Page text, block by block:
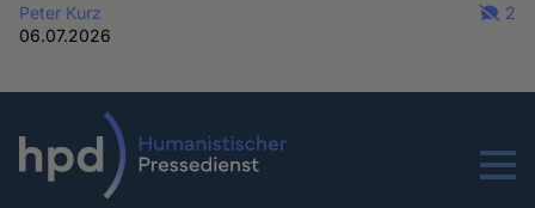
Peter Kurz
06.07.2026
2
Menu